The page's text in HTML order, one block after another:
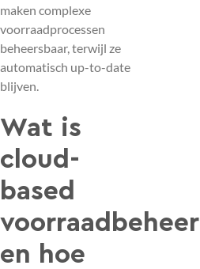
maken complexe
voorraadprocessen
beheersbaar, terwijl ze
automatisch up-to-date
blijven.
Wat is
cloud-
based
voorraadbeheer
en hoe